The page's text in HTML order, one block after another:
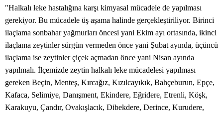
"Halkalı leke hastalığına karşı kimyasal mücadele de yapılması
gerekiyor. Bu mücadele üş aşama halinde gerçekleştiriliyor. Birinci
ilaçlama sonbahar yağmurları öncesi yani Ekim ayı ortasında, ikinci
ilaçlama zeytinler sürgün vermeden önce yani Şubat ayında, üçüncü
ilaçlama ise zeytinler çiçek açmadan önce yani Nisan ayında
yapılmalı. İlçemizde zeytin halkalı leke mücadelesi yapılması
gereken Beçin, Menteş, Kırcağız, Kızılcayıkık, Bahçeburun, Epçe,
Kafaca, Selimiye, Danışment, Ekindere, Eğridere, Etrenli, Köşk,
Karakuyu, Çandır, Ovakışlacık, Dibekdere, Derince, Kurudere,